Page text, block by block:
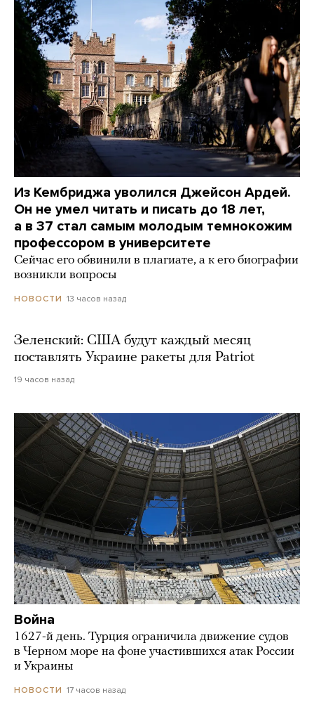
Из Кембриджа уволился Джейсон Ардей.
Он не умел читать и писать до 18 лет,
а в 37 стал самым молодым темнокожим
профессором в университете
Сейчас его обвинили в плагиате, а к его биографии
возникли вопросы
НОВОСТИ 13 часов назад
Зеленский: США будут каждый месяц
поставлять Украине ракеты для Patriot
19 часов назад
Война
1627-й день. Турция ограничила движение судов
в Черном море на фоне участившихся атак России
и Украины
НОВОСТИ 17 часов назад